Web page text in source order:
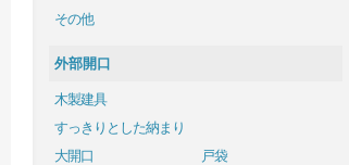
その他
外部開口
木製建具
すっきりとした納まり
大開口
戸袋